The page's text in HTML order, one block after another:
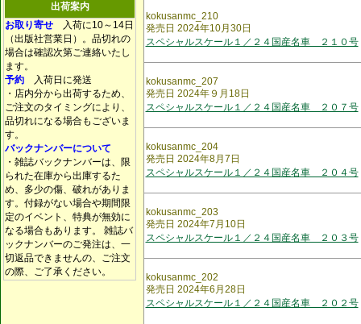
出荷案内
お取り寄せ 入荷に10～14日
（出版社営業日）。品切れの
場合は確認次第ご連絡いたし
ます。
予約 入荷日に発送
・店内分から出荷するため、
ご注文のタイミングにより、
品切れになる場合もございま
す。
バックナンバーについて
・雑誌バックナンバーは、限
られた在庫から出庫するた
め、多少の傷、破れがありま
す。付録がない場合や期間限
定のイベント、特典が無効に
なる場合もあります。 雑誌バ
ックナンバーのご発注は、一
切返品できませんの、ご注文
の際、ご了承ください。
kokusanmc_210
発売日 2024年10月30日
スペシャルスケール１／２４国産名車 ２１０号
kokusanmc_207
発売日 2024年９月18日
スペシャルスケール１／２４国産名車 ２０７号
kokusanmc_204
発売日 2024年8月7日
スペシャルスケール１／２４国産名車 ２０４号
kokusanmc_203
発売日 2024年7月10日
スペシャルスケール１／２４国産名車 ２０３号
kokusanmc_202
発売日 2024年6月28日
スペシャルスケール１／２４国産名車 ２０２号